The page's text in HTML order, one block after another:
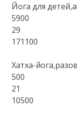
Йога для
5900
29
171100
Хатха-
500
21
10500